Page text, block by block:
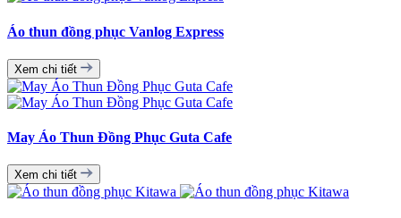
Áo thun đồng phục Vanlog Express
Xem chi tiết
May Áo Thun Đồng Phục Guta Cafe
Xem chi tiết